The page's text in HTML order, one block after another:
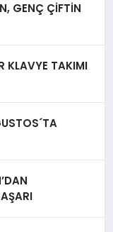
GENÇ ÇİFTİN
KLAVYE TAKIMI